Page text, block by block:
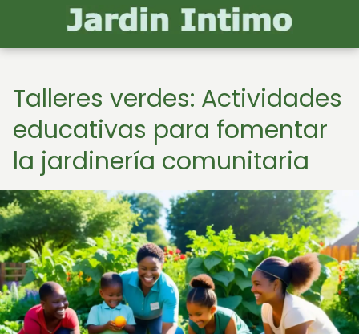
Talleres verdes: Actividades
educativas para fomentar
la jardinería comunitaria